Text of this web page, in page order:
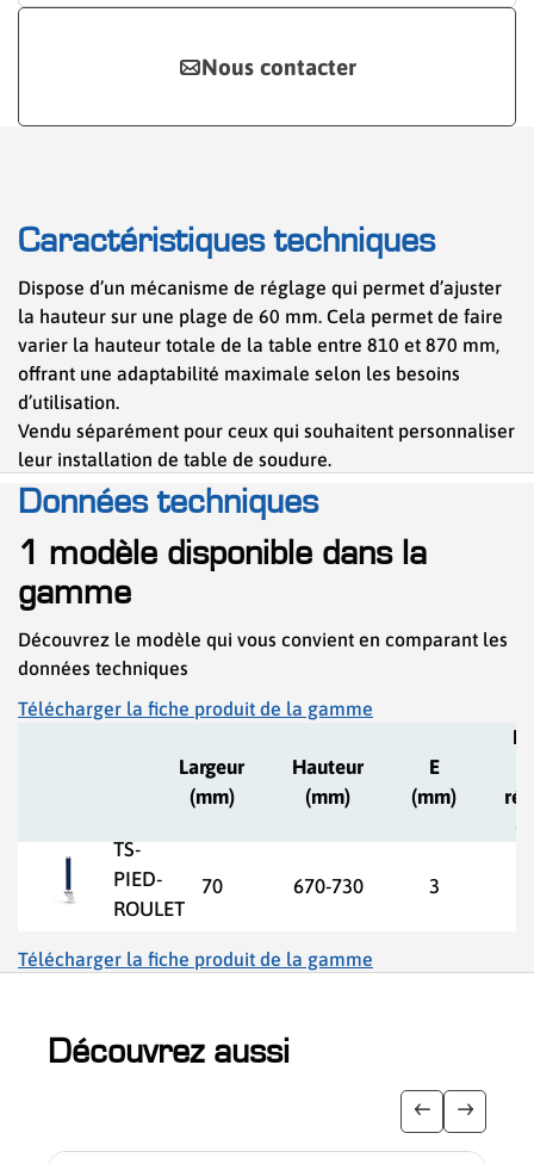
Nous contacter
Caractéristiques techniques
Dispose d’un mécanisme de réglage qui permet d’ajuster
la hauteur sur une plage de 60 mm. Cela permet de faire
varier la hauteur totale de la table entre 810 et 870 mm,
offrant une adaptabilité maximale selon les besoins
d’utilisation.
Vendu séparément pour ceux qui souhaitent personnaliser
leur installation de table de soudure.
Données techniques
1 modèle disponible dans la
gamme
Découvrez le modèle qui vous convient en comparant les
données techniques
Télécharger la fiche produit de la gamme
Largeur
(mm)
Hauteur
(mm)
E
(mm)
TS-
PIED-
ROULET
70 670-730 3
Télécharger la fiche produit de la gamme
Découvrez aussi
Afficher